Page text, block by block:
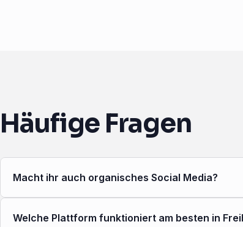
Häufige Fragen
Macht ihr auch organisches Social Media?
Welche Plattform funktioniert am besten in